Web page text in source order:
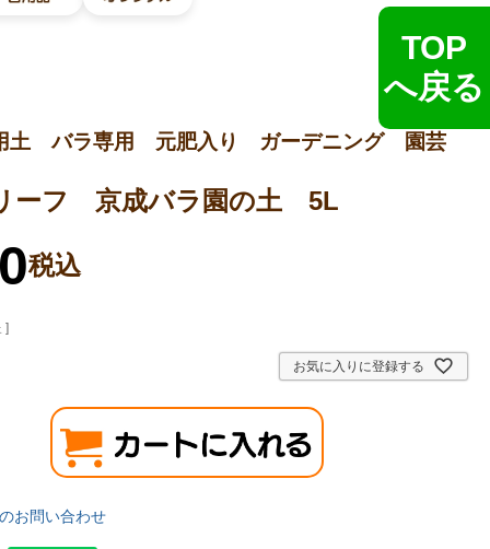
TOP
へ戻る
土 バラ専用 元肥入り ガーデニング 園芸
ーフ 京成バラ園の土 5L
税込
]
お気に入りに登録する
お問い合わせ